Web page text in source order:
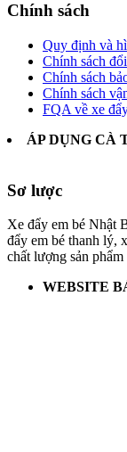
Chính sách
Quy định và
Chính sách
Chính sách
Chính sách
FQA về xe
ÁP DỤNG CÀ
Sơ lược
Xe đẩy em bé Nhật
đẩy em bé thanh lý,
chất lượng sản
WEBSITE